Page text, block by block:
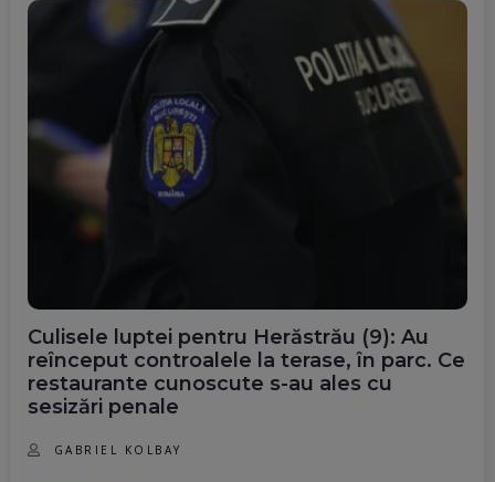
Culisele luptei pentru Herăstrău (9): Au
reînceput controalele la terase, în parc. Ce
restaurante cunoscute s-au ales cu
sesizări penale
GABRIEL KOLBAY